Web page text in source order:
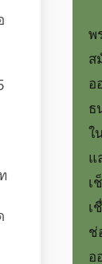
พ
ส
อ
ธ
ใ
แ
เ
เ
ช่
อ